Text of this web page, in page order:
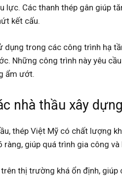
lực. Các thanh thép gân giúp
kết cấu.
dụng trong các công trình hạ
Những công trình này yêu
ẩm ướt.
nhà thầu xây dựng
thép Việt Mỹ có chất lượng
giúp quá trình gia công
thị trường khá ổn định,